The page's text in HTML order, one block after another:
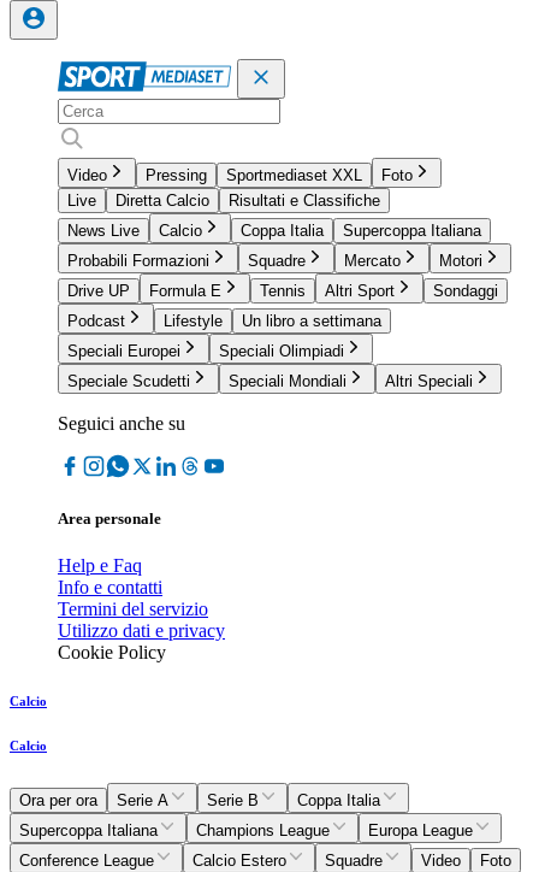
Video Pressing Sportmediaset XXL
Foto
Live
Diretta Calcio
Risultati e Classifiche
News Live
Calcio Coppa Italia
Supercoppa Italiana
Probabili Formazioni
Squadre Mercato
Motori
Drive UP
Formula E Tennis Altri Sport
Sondaggi
Podcast
Lifestyle
Un libro a settimana
Speciali Europei
Speciali Olimpiadi
Speciale Scudetti
Speciali Mondiali Altri Speciali
Seguici anche su
Area personale
Help e Faq
Info e contatti
Termini del servizio
Utilizzo dati e privacy
Cookie Policy
Calcio
Calcio
Ora per ora Serie A Serie B
Coppa Italia
Supercoppa Italiana
Champions League
Europa League
Conference League
Calcio Estero Squadre Video
Foto